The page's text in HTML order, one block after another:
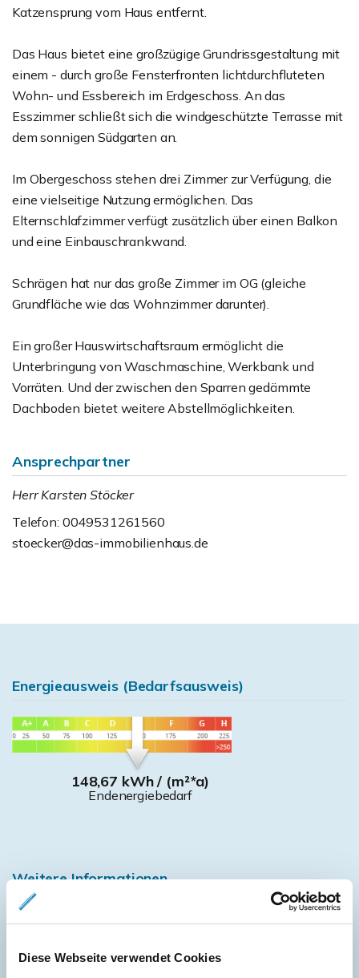
Diese Webseite verwendet Cookies
Katzensprung vom Haus entfernt.
Das Haus bietet eine großzügige Grundrissgestaltung mit
einem - durch große Fensterfronten lichtdurchfluteten
Wohn- und Essbereich im Erdgeschoss. An das
Esszimmer schließt sich die windgeschützte Terrasse mit
dem sonnigen Südgarten an.
Im Obergeschoss stehen drei Zimmer zur Verfügung, die
eine vielseitige Nutzung ermöglichen. Das
Elternschlafzimmer verfügt zusätzlich über einen Balkon
und eine Einbauschrankwand.
Schrägen hat nur das große Zimmer im OG (gleiche
Grundfläche wie das Wohnzimmer darunter).
Ein großer Hauswirtschaftsraum ermöglicht die
Unterbringung von Waschmaschine, Werkbank und
Vorräten. Und der zwischen den Sparren gedämmte
Dachboden bietet weitere Abstellmöglichkeiten.
Ansprechpartner
Herr Karsten Stöcker
Telefon: 0049531261560
stoecker@das-immobilienhaus.de
Energieausweis (Bedarfsausweis)
148,67 kWh / (m²*a)
Endenergiebedarf
Weitere Informationen
Wesentlicher Energieträger
Fernwärme